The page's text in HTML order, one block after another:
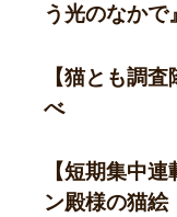
う光のなかで』
【猫とも調
べ
【短期集中
ン殿様の猫絵